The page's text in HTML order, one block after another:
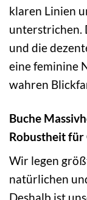
klaren Linien
unterstrichen.
und die
eine feminine
wahren
Buche
Robustheit
Wir legen
natürlichen